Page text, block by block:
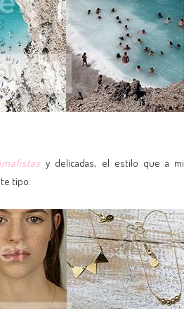
y delicadas, el estilo que a mi
tipo.